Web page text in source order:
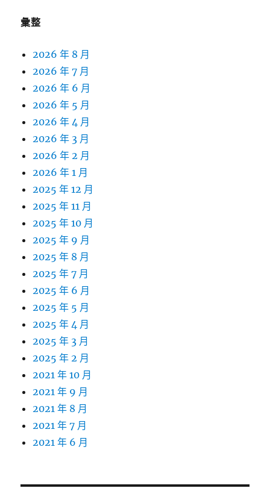
彙整
2026 年 8 月
2026 年 7 月
2026 年 6 月
2026 年 5 月
2026 年 4 月
2026 年 3 月
2026 年 2 月
2026 年 1 月
2025 年 12 月
2025 年 11 月
2025 年 10 月
2025 年 9 月
2025 年 8 月
2025 年 7 月
2025 年 6 月
2025 年 5 月
2025 年 4 月
2025 年 3 月
2025 年 2 月
2021 年 10 月
2021 年 9 月
2021 年 8 月
2021 年 7 月
2021 年 6 月